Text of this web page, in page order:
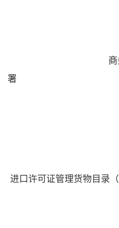
商务部
署
进口许可证管理货物目录